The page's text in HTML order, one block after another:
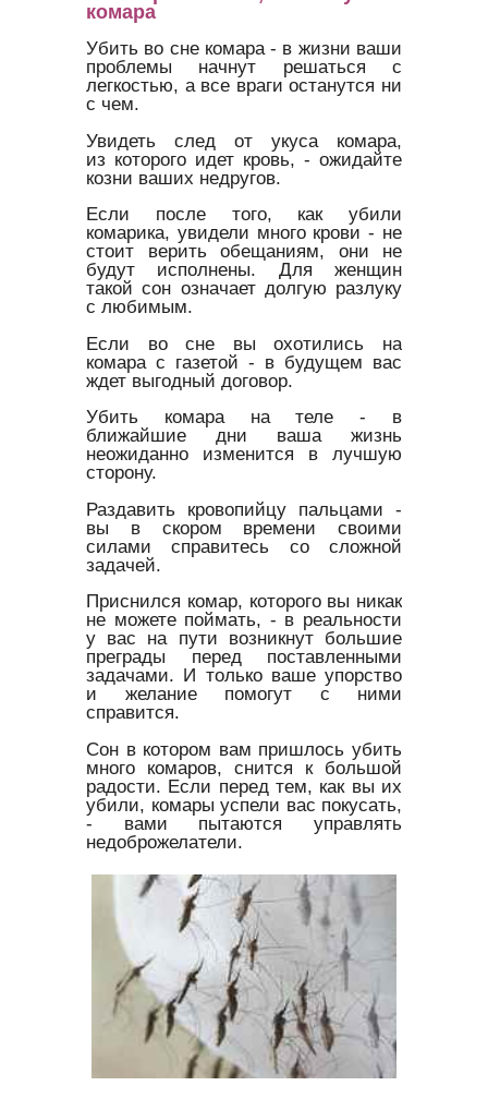
комара
Убить во сне комара - в жизни ваши
проблемы начнут решаться с
легкостью, а все враги останутся ни
с чем.
Увидеть след от укуса комара,
из которого идет кровь, - ожидайте
козни ваших недругов.
Если после того, как убили
комарика, увидели много крови - не
стоит верить обещаниям, они не
будут исполнены. Для женщин
такой сон означает долгую разлуку
с любимым.
Если во сне вы охотились на
комара с газетой - в будущем вас
ждет выгодный договор.
Убить комара на теле - в
ближайшие дни ваша жизнь
неожиданно изменится в лучшую
сторону.
Раздавить кровопийцу пальцами -
вы в скором времени своими
силами справитесь со сложной
задачей.
Приснился комар, которого вы никак
не можете поймать, - в реальности
у вас на пути возникнут большие
преграды перед поставленными
задачами. И только ваше упорство
и желание помогут с ними
справится.
Сон в котором вам пришлось убить
много комаров, снится к большой
радости. Если перед тем, как вы их
убили, комары успели вас покусать,
- вами пытаются управлять
недоброжелатели.